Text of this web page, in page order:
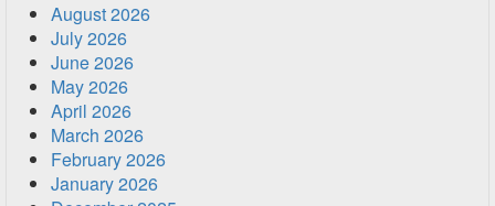
August 2026
July 2026
June 2026
May 2026
April 2026
March 2026
February 2026
January 2026